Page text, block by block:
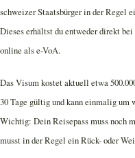
schweizer Staatsbürger in der Regel
Dieses erhältst du entweder direkt
online als e-VoA.
Das Visum kostet aktuell etwa
30 Tage gültig und kann einmalig um
Wichtig: Dein Reisepass muss noch
musst in der Regel ein Rück- oder